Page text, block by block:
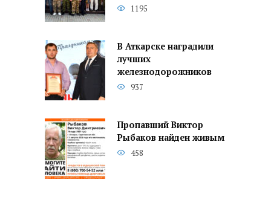
1195
В Аткарске наградили
лучших
железнодорожников
937
Пропавший Виктор
Рыбаков найден живым
458